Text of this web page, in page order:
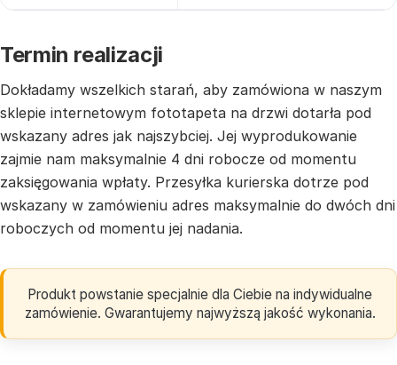
Termin realizacji
Dokładamy wszelkich starań, aby zamówiona w naszym
sklepie internetowym fototapeta na drzwi dotarła pod
wskazany adres jak najszybciej. Jej wyprodukowanie
zajmie nam maksymalnie 4 dni robocze od momentu
zaksięgowania wpłaty. Przesyłka kurierska dotrze pod
wskazany w zamówieniu adres maksymalnie do dwóch dni
roboczych od momentu jej nadania.
Produkt powstanie specjalnie dla Ciebie na indywidualne
zamówienie. Gwarantujemy najwyższą jakość wykonania.